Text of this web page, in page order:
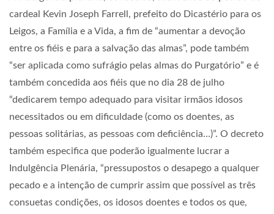
cardeal Kevin Joseph Farrell, prefeito do Dicastério para os
Leigos, a Família e a Vida, a fim de “aumentar a devoção
entre os fiéis e para a salvação das almas”, pode também
“ser aplicada como sufrágio pelas almas do Purgatório” e é
também concedida aos fiéis que no dia 28 de julho
“dedicarem tempo adequado para visitar irmãos idosos
necessitados ou em dificuldade (como os doentes, as
pessoas solitárias, as pessoas com deficiência…)”. O decreto
também especifica que poderão igualmente lucrar a
Indulgência Plenária, “pressupostos o desapego a qualquer
pecado e a intenção de cumprir assim que possível as três
consuetas condições, os idosos doentes e todos os que,